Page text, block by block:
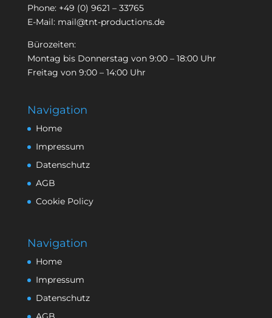
Phone: +49 (0) 9621 – 33765
E-Mail: mail@tnt-productions.de
Bürozeiten:
Montag bis Donnerstag von 9:00 – 18:00 Uhr
Freitag von 9:00 – 14:00 Uhr
Navigation
Home
Impressum
Datenschutz
AGB
Cookie Policy
Navigation
Home
Impressum
Datenschutz